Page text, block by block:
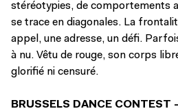
stéréotypies, de comportements
se trace en diagonales. La
appel, une adresse, un défi.
à nu. Vêtu de rouge, son corps
glorifié ni censuré.
BRUSSELS DANCE CONTEST